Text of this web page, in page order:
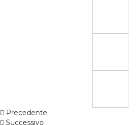
Precedente
Successivo